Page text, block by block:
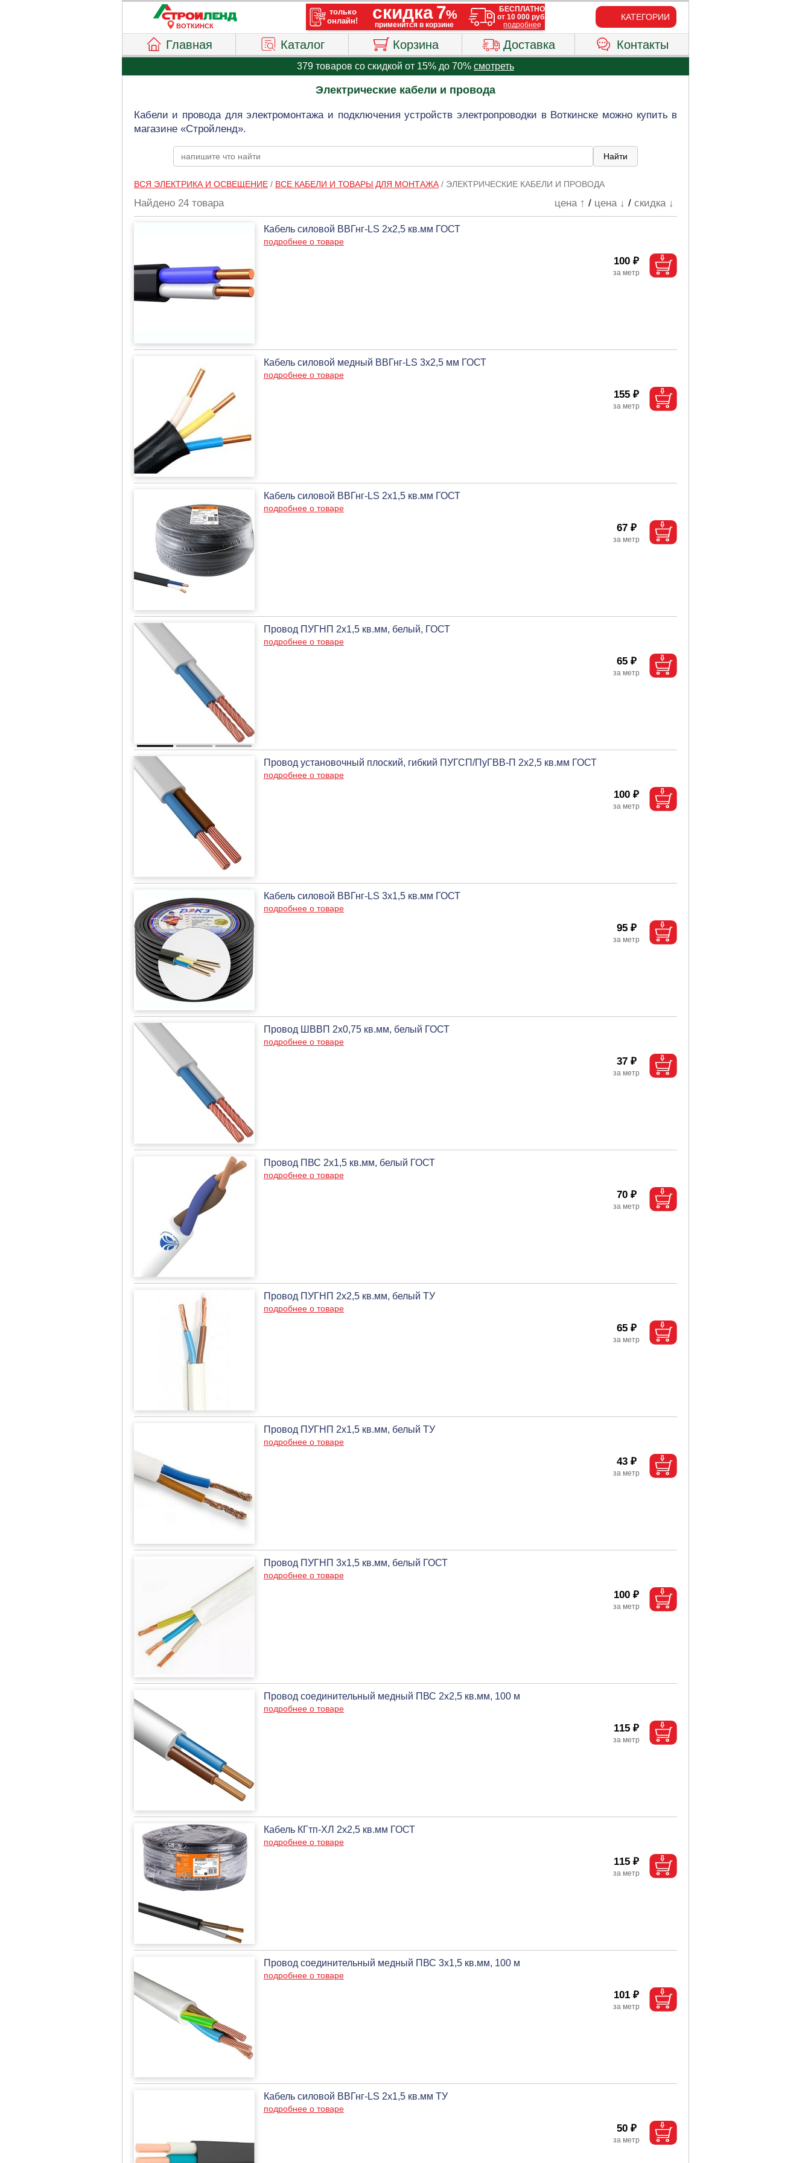
ВОТКИНСК
КАТЕГОРИИ
Главная Каталог Корзина Доставка Контакты
379 товаров со скидкой от 15% до 70% смотреть
Электрические кабели и провода
Кабели и провода для электромонтажа и подключения устройств электропроводки в Воткинске можно купить в
магазине «Стройленд».
ВСЯ ЭЛЕКТРИКА И ОСВЕЩЕНИЕ/ ВСЕ КАБЕЛИ И ТОВАРЫ ДЛЯ МОНТАЖА/ ЭЛЕКТРИЧЕСКИЕ КАБЕЛИ И ПРОВОДА
Найдено 24 товара цена ↑ / цена ↓ /скидка ↓
Кабель силовой ВВГнг-LS 2х2,5 кв.мм ГОСТ
подробнее о товаре
100 ₽
Кабель силовой медный ВВГнг-LS 3х2,5 мм ГОСТ
подробнее о товаре
155 ₽
Кабель силовой ВВГнг-LS 2х1,5 кв.мм ГОСТ
подробнее о товаре
67 ₽
Провод ПУГНП 2х1,5 кв.мм, белый, ГОСТ
подробнее о товаре
65 ₽
Провод установочный плоский, гибкий ПУГСП/ПуГВВ-П 2х2,5 кв.мм ГОСТ
подробнее о товаре
100 ₽
Кабель силовой ВВГнг-LS 3х1,5 кв.мм ГОСТ
подробнее о товаре
95 ₽
Провод ШВВП 2х0,75 кв.мм, белый ГОСТ
подробнее о товаре
37 ₽
Провод ПВС 2х1,5 кв.мм, белый ГОСТ
подробнее о товаре
70 ₽
Провод ПУГНП 2х2,5 кв.мм, белый ТУ
подробнее о товаре
65 ₽
Провод ПУГНП 2х1,5 кв.мм, белый ТУ
подробнее о товаре
43 ₽
Провод ПУГНП 3х1,5 кв.мм, белый ГОСТ
подробнее о товаре
100 ₽
Провод соединительный медный ПВС 2х2,5 кв.мм, 100 м
подробнее о товаре
115 ₽
Кабель КГтп-ХЛ 2х2,5 кв.мм ГОСТ
подробнее о товаре
115 ₽
Провод соединительный медный ПВС 3х1,5 кв.мм, 100 м
подробнее о товаре
101 ₽
Кабель силовой ВВГнг-LS 2х1,5 кв.мм ТУ
подробнее о товаре
50 ₽